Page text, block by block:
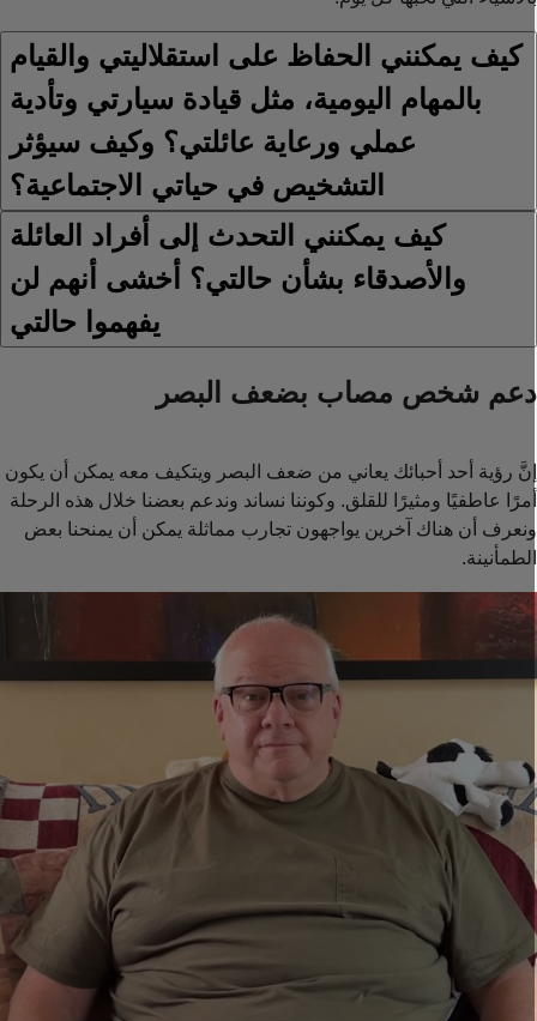
كيف يمكنني الحفاظ على استقلاليتي والقيام
بالمهام اليومية، مثل قيادة سيارتي وتأدية
عملي ورعاية عائلتي؟ وكيف سيؤثر
التشخيص في حياتي الاجتماعية؟
كيف يمكنني التحدث إلى أفراد العائلة
والأصدقاء بشأن حالتي؟ أخشى أنهم لن
يفهموا حالتي
شخص مصاب بضعف البصر
رؤية أحد أحبائك يعاني من ضعف البصر ويتكيف معه يمكن أن يكون
عاطفيًا ومثيرًا للقلق. وكوننا نساند وندعم بعضنا خلال هذه الرحلة
أن هناك آخرين يواجهون تجارب مماثلة يمكن أن يمنحنا بعض